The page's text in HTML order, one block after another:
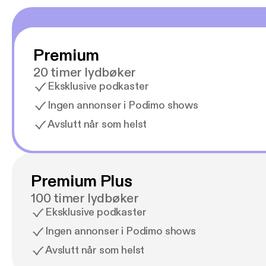
Premium
20 timer lydbøker
Eksklusive podkaster
Ingen annonser i Podimo shows
Avslutt når som helst
Premium Plus
100 timer lydbøker
Eksklusive podkaster
Ingen annonser i Podimo shows
Avslutt når som helst